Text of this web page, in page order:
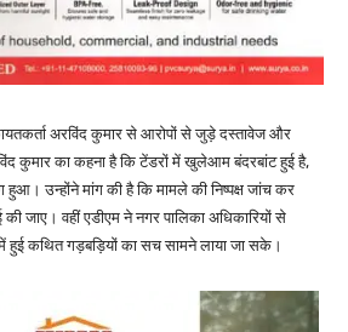
अरविंद कुमार से आरोपों से जुड़े दस्तावेज और
कुमार का कहना है कि टेंडरों में खुलेआम बंदरबांट हुई है,
उन्होंने मांग की है कि मामले की निष्पक्ष जांच कर
की जाए। वहीं एडीएम ने नगर पालिका अधिकारियों से
हुई कथित गड़बड़ियों का सच सामने लाया जा सके।